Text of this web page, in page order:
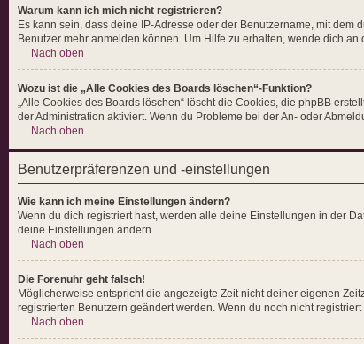
Warum kann ich mich nicht registrieren?
Es kann sein, dass deine IP-Adresse oder der Benutzername, mit
Benutzer mehr anmelden können. Um Hilfe zu erhalten, wende dich an
Nach oben
Wozu ist die „Alle Cookies des Boards löschen“-Funktion?
„Alle Cookies des Boards löschen“ löscht die Cookies, die phpBB
der Administration aktiviert. Wenn du Probleme bei der An- oder
Nach oben
Benutzerpräferenzen und -einstellungen
Wie kann ich meine Einstellungen ändern?
Wenn du dich registriert hast, werden alle deine Einstellungen in der
deine Einstellungen ändern.
Nach oben
Die Forenuhr geht falsch!
Möglicherweise entspricht die angezeigte Zeit nicht deiner eigenen
registrierten Benutzern geändert werden. Wenn du noch nicht
Nach oben